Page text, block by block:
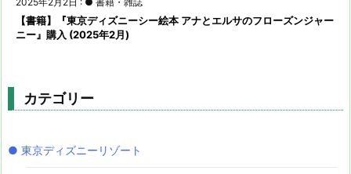
【書籍】『東京ディズニーシー絵本 アナとエルサのフローズンジャー
ニー』購入 (2025年2月)
カテゴリー
● 東京ディズニーリゾート